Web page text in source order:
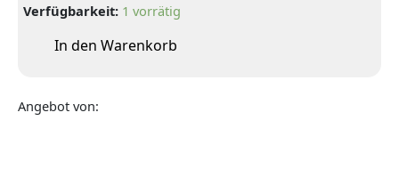
Verfügbarkeit: 1 vorrätig
In den Warenkorb
Angebot von: